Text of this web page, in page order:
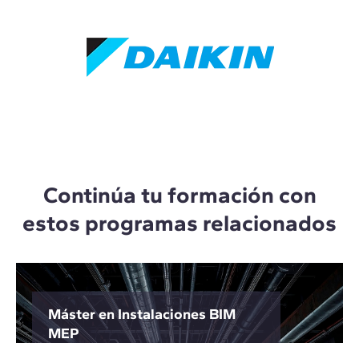
Continúa tu formación con
estos programas relacionados
Máster en Instalaciones BIM
MEP